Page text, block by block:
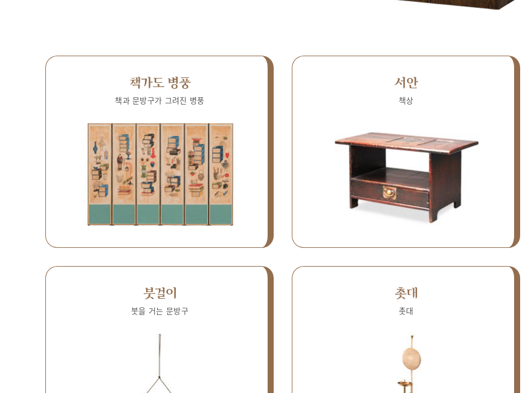
책가도 병풍
책과 문방구가 그려진 병풍
서안
책상
붓걸이
붓을 거는 문방구
촛대
촛대